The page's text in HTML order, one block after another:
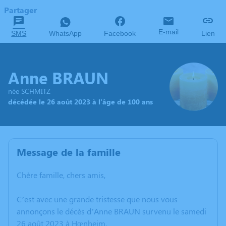
Partager
SMS WhatsApp Facebook E-mail Lien
Anne BRAUN
née SCHMITZ
décédée le 26 août 2023 à l'âge de 100 ans
Message de la famille
Chère famille, chers amis,
C’est avec une grande tristesse que nous vous
annonçons le décès d’Anne BRAUN survenu le samedi
26 août 2023 à Hœnheim.